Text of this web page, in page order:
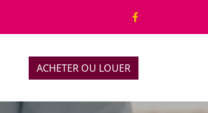
ACHETER OU LOUER